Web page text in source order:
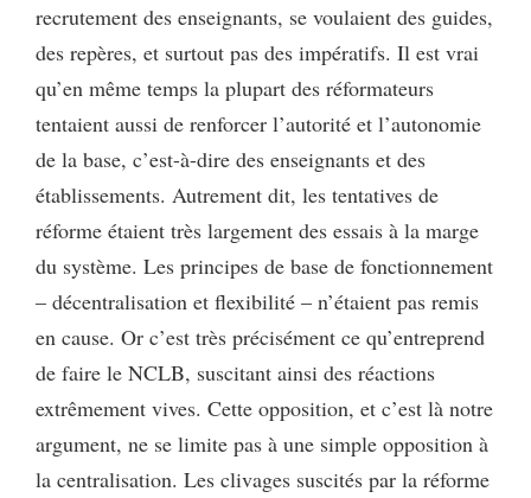
recrutement des enseignants, se voulaient des guides,
des repères, et surtout pas des impératifs. Il est vrai
qu’en même temps la plupart des réformateurs
tentaient aussi de renforcer l’autorité et l’autonomie
de la base, c’est-à-dire des enseignants et des
établissements. Autrement dit, les tentatives de
réforme étaient très largement des essais à la marge
du système. Les principes de base de fonctionnement
– décentralisation et flexibilité – n’étaient pas remis
en cause. Or c’est très précisément ce qu’entreprend
de faire le NCLB, suscitant ainsi des réactions
extrêmement vives. Cette opposition, et c’est là notre
argument, ne se limite pas à une simple opposition à
la centralisation. Les clivages suscités par la réforme